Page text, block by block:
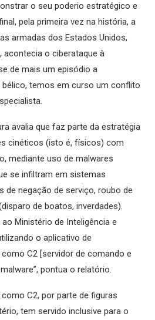
o seu poderio estratégico e
pela primeira vez na história, a
armadas dos Estados Unidos,
acontecia o ciberataque à
de mais um episódio a
bélico, temos em curso um conflito
avalia que faz parte da estratégia
cinéticos (isto é, físicos) com
mediante uso de malwares
se infiltram em sistemas
de negação de serviço, roubo de
de boatos, inverdades).
Ministério de Inteligência e
o aplicativo de
C2 [servidor de comando e
pontua o relatório.
C2, por parte de figuras
tem servido inclusive para o